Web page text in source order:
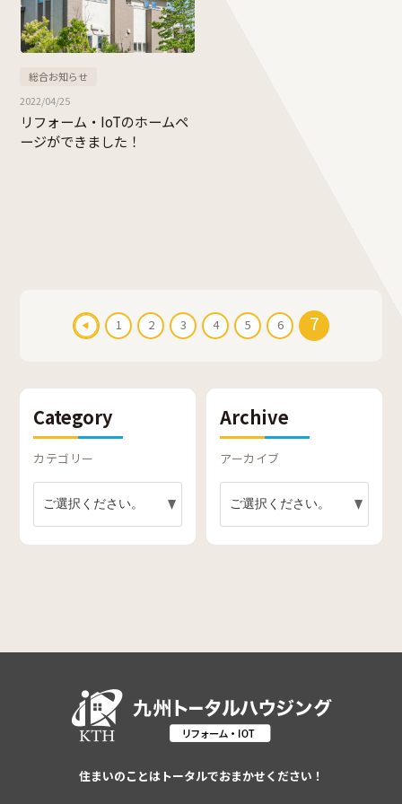
総合お知らせ
2022/04/25
リフォーム・IoTのホームペ
ージができました！
1 2 3 4 5 6 7
Category
カテゴリー
Archive
アーカイブ
住まいのことはトータルでおまかせください！